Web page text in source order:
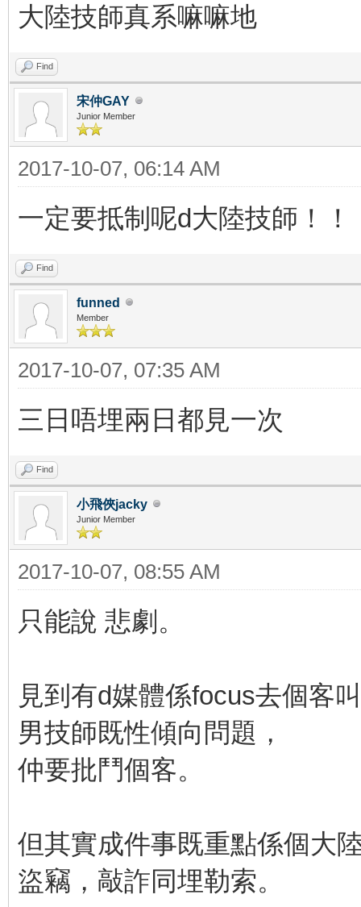
大陸技師真系嘛嘛地
Find
宋仲GAY
Junior Member
2017-10-07, 06:14 AM
一定要抵制呢d大陸技師！！
Find
funned
Member
2017-10-07, 07:35 AM
三日唔埋兩日都見一次
Find
小飛俠jacky
Junior Member
2017-10-07, 08:55 AM
只能說 悲劇。
見到有d媒體係focus去個客叫
男技師既性傾向問題，
仲要批鬥個客。
但其實成件事既重點係個大
盜竊，敲詐同埋勒索。